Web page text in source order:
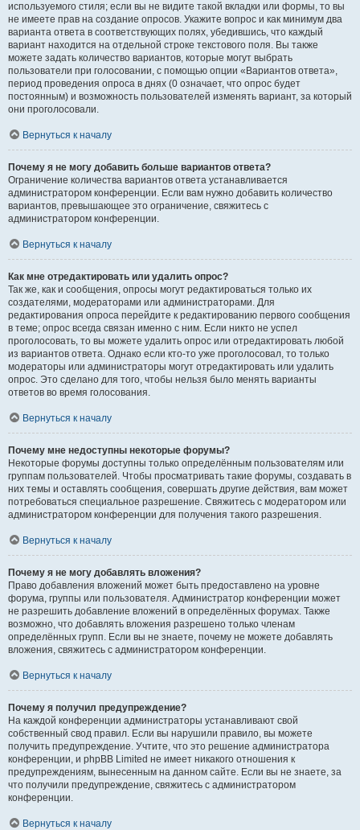
используемого стиля; если вы не видите такой вкладки или формы, то вы
не имеете прав на создание опросов. Укажите вопрос и как минимум два
варианта ответа в соответствующих полях, убедившись, что каждый
вариант находится на отдельной строке текстового поля. Вы также
можете задать количество вариантов, которые могут выбрать
пользователи при голосовании, с помощью опции «Вариантов ответа»,
период проведения опроса в днях (0 означает, что опрос будет
постоянным) и возможность пользователей изменять вариант, за который
они проголосовали.
Вернуться к началу
Почему я не могу добавить больше вариантов ответа?
Ограничение количества вариантов ответа устанавливается
администратором конференции. Если вам нужно добавить количество
вариантов, превышающее это ограничение, свяжитесь с
администратором конференции.
Вернуться к началу
Как мне отредактировать или удалить опрос?
Так же, как и сообщения, опросы могут редактироваться только их
создателями, модераторами или администраторами. Для
редактирования опроса перейдите к редактированию первого сообщения
в теме; опрос всегда связан именно с ним. Если никто не успел
проголосовать, то вы можете удалить опрос или отредактировать любой
из вариантов ответа. Однако если кто-то уже проголосовал, то только
модераторы или администраторы могут отредактировать или удалить
опрос. Это сделано для того, чтобы нельзя было менять варианты
ответов во время голосования.
Вернуться к началу
Почему мне недоступны некоторые форумы?
Некоторые форумы доступны только определённым пользователям или
группам пользователей. Чтобы просматривать такие форумы, создавать в
них темы и оставлять сообщения, совершать другие действия, вам может
потребоваться специальное разрешение. Свяжитесь с модератором или
администратором конференции для получения такого разрешения.
Вернуться к началу
Почему я не могу добавлять вложения?
Право добавления вложений может быть предоставлено на уровне
форума, группы или пользователя. Администратор конференции может
не разрешить добавление вложений в определённых форумах. Также
возможно, что добавлять вложения разрешено только членам
определённых групп. Если вы не знаете, почему не можете добавлять
вложения, свяжитесь с администратором конференции.
Вернуться к началу
Почему я получил предупреждение?
На каждой конференции администраторы устанавливают свой
собственный свод правил. Если вы нарушили правило, вы можете
получить предупреждение. Учтите, что это решение администратора
конференции, и phpBB Limited не имеет никакого отношения к
предупреждениям, вынесенным на данном сайте. Если вы не знаете, за
что получили предупреждение, свяжитесь с администратором
конференции.
Вернуться к началу